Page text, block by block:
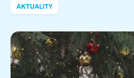
AKTUALITY
Kontakt